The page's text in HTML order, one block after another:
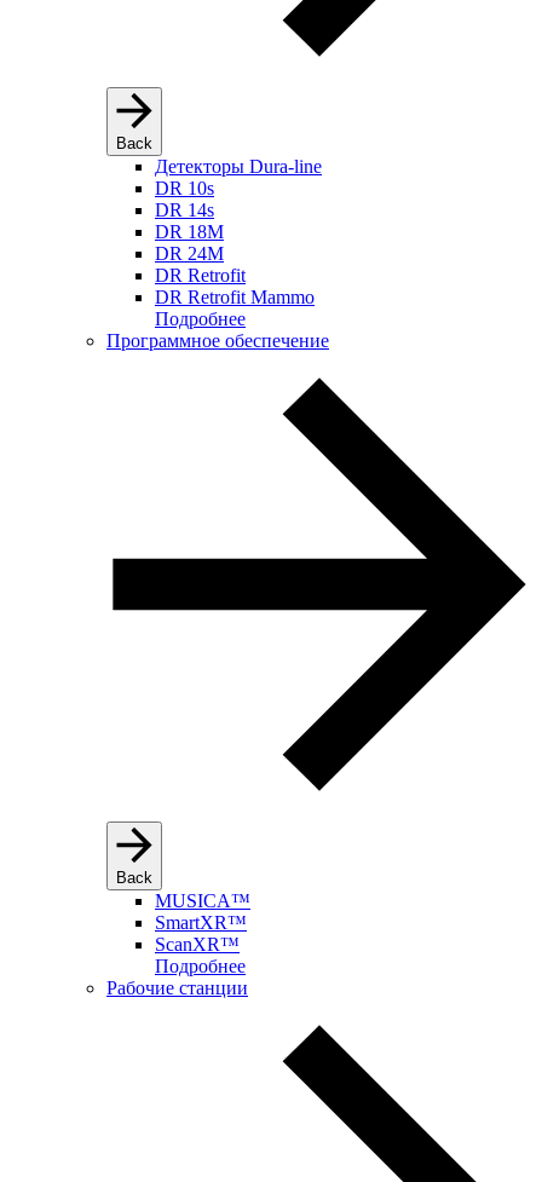
Back
Детекторы Dura-line
DR 10s
DR 14s
DR 18M
DR 24M
DR Retrofit
DR Retrofit Mammo
Подробнее
Программное обеспечение
Back
MUSICA™
SmartXR™
ScanXR™
Подробнее
Рабочие станции